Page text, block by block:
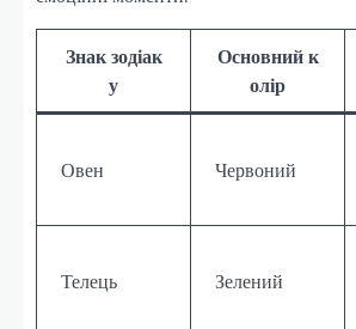
Знак зодіак
у
Основний к
олір
Овен Червоний
Телець Зелений